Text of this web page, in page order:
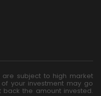
are subject to high market
your investment may go
the amount invested.